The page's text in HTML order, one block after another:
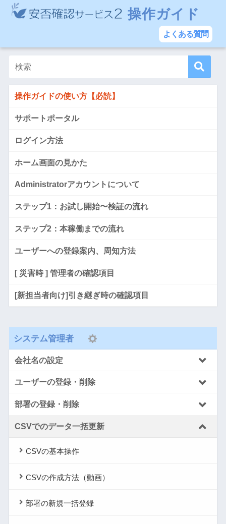
操作ガイド
よくある質問
操作ガイドの使い方【必読】
サポートポータル
ログイン方法
ホーム画面の見かた
Administratorアカウントについて
ステップ1：お試し開始〜検証の流れ
ステップ2：本稼働までの流れ
ユーザーへの登録案内、周知方法
[ 災害時 ] 管理者の確認項目
[新担当者向け]引き継ぎ時の確認項目
システム管理者
会社名の設定
ユーザーの登録・削除
部署の登録・削除
CSVでのデータ一括更新
CSVの基本操作
CSVの作成方法（動画）
部署の新規一括登録